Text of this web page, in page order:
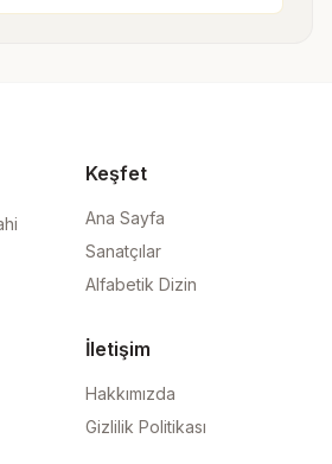
Keşfet
Ana Sayfa
Sanatçılar
Alfabetik Dizin
İletişim
Hakkımızda
Gizlilik Politikası